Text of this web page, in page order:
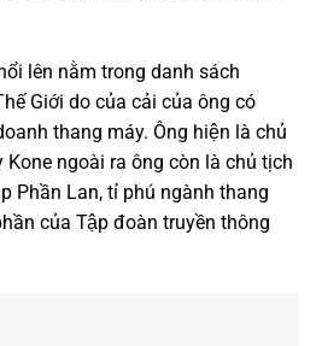
lên nằm trong danh sách
Giới do của cải của ông có
thang máy. Ông hiện là chủ
ngoài ra ông còn là chủ tịch
Phần Lan, tỉ phú ngành thang
của Tập đoàn truyền thông